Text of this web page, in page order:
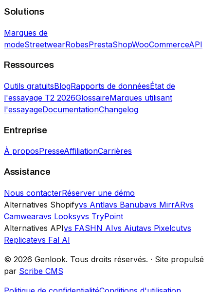
Solutions
Marques de
modeStreetwearRobesPrestaShopWooCommerceAPI
Ressources
Outils gratuitsBlogRapports de donnéesÉtat de
l'essayage T2 2026GlossaireMarques utilisant
l'essayageDocumentationChangelog
Entreprise
À proposPresseAffiliationCarrières
Assistance
Nous contacterRéserver une démo
Alternatives Shopifyvs Antlavs Banubavs MirrARvs
Camwearavs Looksyvs TryPoint
Alternatives APIvs FASHN AIvs Aiutavs Pixelcutvs
Replicatevs Fal AI
© 2026 Genlook. Tous droits réservés. · Site propulsé
par Scribe CMS